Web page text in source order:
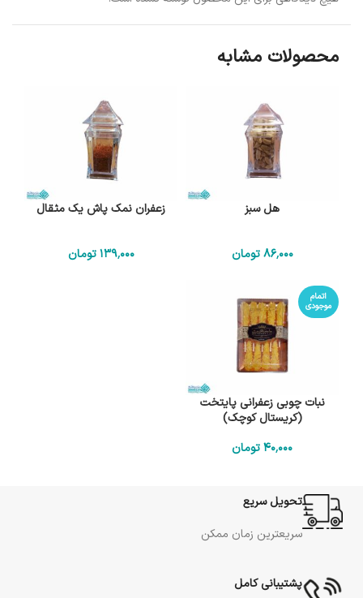
محصولات مشابه
هل سبز
86٬000 تومان
زعفران نمک پاش یک مثقال
139٬000 تومان
اتمام
موجودی
نبات چوبی زعفرانی پایتخت
(کریستال کوچک)
40٬000تومان
تحویل سریع
سریعترین زمان ممکن
پشتیبانی کامل